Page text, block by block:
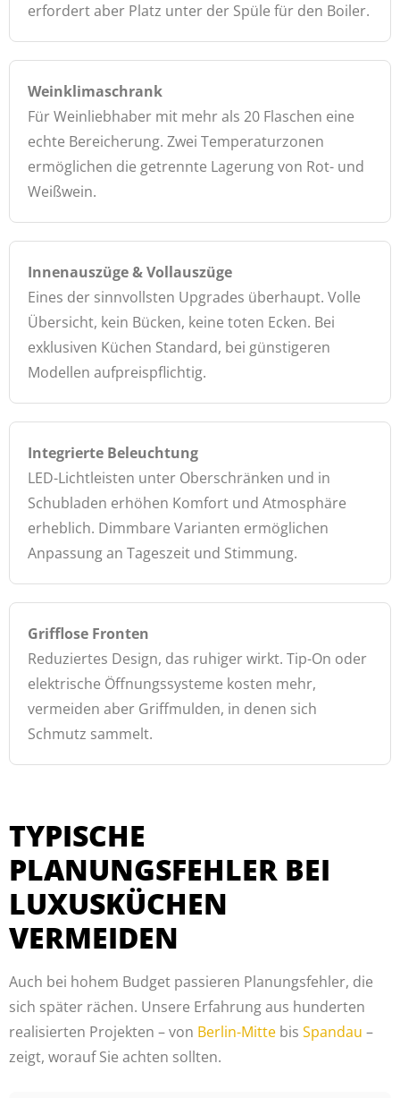
erfordert aber Platz unter der Spüle für den Boiler.
Weinklimaschrank
Für Weinliebhaber mit mehr als 20 Flaschen eine
echte Bereicherung. Zwei Temperaturzonen
ermöglichen die getrennte Lagerung von Rot- und
Weißwein.
Innenauszüge & Vollauszüge
Eines der sinnvollsten Upgrades überhaupt. Volle
Übersicht, kein Bücken, keine toten Ecken. Bei
exklusiven Küchen Standard, bei günstigeren
Modellen aufpreispflichtig.
Integrierte Beleuchtung
LED-Lichtleisten unter Oberschränken und in
Schubladen erhöhen Komfort und Atmosphäre
erheblich. Dimmbare Varianten ermöglichen
Anpassung an Tageszeit und Stimmung.
Grifflose Fronten
Reduziertes Design, das ruhiger wirkt. Tip-On oder
elektrische Öffnungssysteme kosten mehr,
vermeiden aber Griffmulden, in denen sich
Schmutz sammelt.
TYPISCHE
PLANUNGSFEHLER BEI
LUXUSKÜCHEN
VERMEIDEN
Auch bei hohem Budget passieren Planungsfehler, die
sich später rächen. Unsere Erfahrung aus hunderten
realisierten Projekten – von Berlin-Mitte bis Spandau –
zeigt, worauf Sie achten sollten.